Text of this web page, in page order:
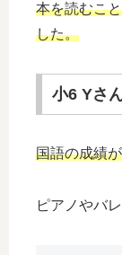
本を読むこ
した。
小6 Yさ
国語の成績
ピアノやバ